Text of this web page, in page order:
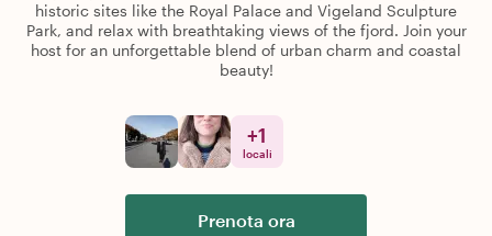
historic sites like the Royal Palace and Vigeland Sculpture
Park, and relax with breathtaking views of the fjord. Join your
host for an unforgettable blend of urban charm and coastal
beauty!
Prenota ora
+1
locali